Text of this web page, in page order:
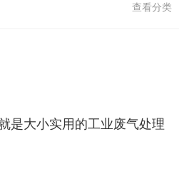
查看分类
是大小实用的工业废气处理